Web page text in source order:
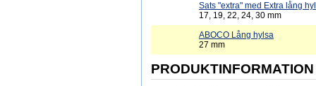
Sats "extra" med Extra lång
17, 19, 22, 24, 30 mm
ABOCO Lång hylsa
27 mm
PRODUKTINFORMATION